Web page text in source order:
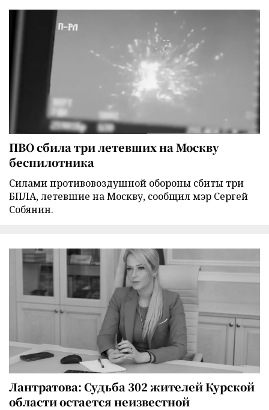
ПВО сбила три летевших на Москву
беспилотника
Силами противовоздушной обороны сбиты три
БПЛА, летевшие на Москву, сообщил мэр Сергей
Собянин.
Лантратова: Судьба 302 жителей Курской
области остается неизвестной